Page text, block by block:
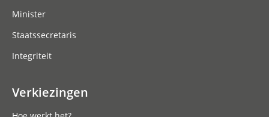
Minister
Staatssecretaris
Integriteit
Verkiezingen